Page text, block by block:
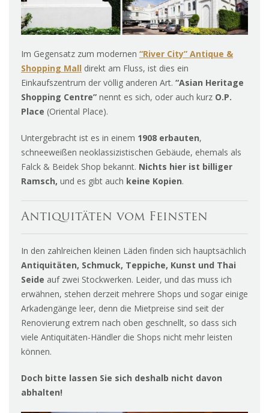
Im Gegensatz zum modernen “River City” Antique &
Shopping Mall direkt am Fluss, ist dies ein
Einkaufszentrum der völlig anderen Art. “Asian Heritage
Shopping Centre” nennt es sich, oder auch kurz O.P.
Place (Oriental Place).
Untergebracht ist es in einem 1908 erbauten,
schneeweißen neoklassizistischen Gebäude, ehemals als
Falck & Beidek Shop bekannt. Nichts hier ist billiger
Ramsch, und es gibt auch keine Kopien.
Antiquitäten vom Feinsten
In den zahlreichen kleinen Läden finden sich hauptsächlich
Antiquitäten, Schmuck, Teppiche, Kunst und Thai
Seide auf zwei Stockwerken. Leider, und das muss ich
erwähnen, stehen derzeit mehrere Shops und sogar einige
Arkadengänge leer, denn die Mietpreise sind seit der
Renovierung extrem nach oben geschnellt, so dass sich
viele Antiquitäten-Händler die Shops nicht mehr leisten
können.
Doch bitte lassen Sie sich deshalb nicht davon
abhalten!